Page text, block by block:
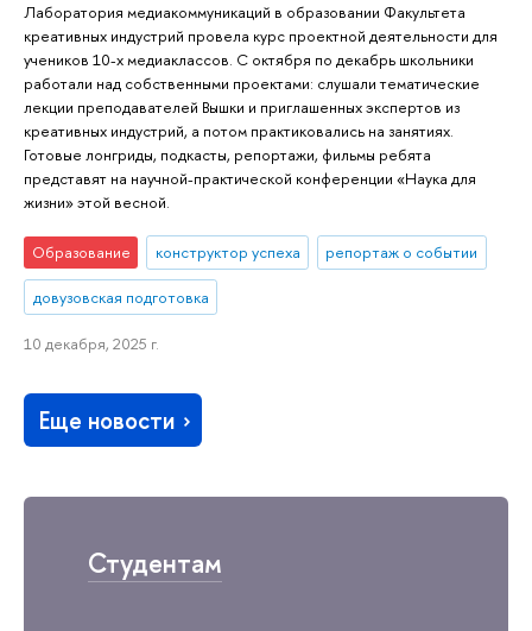
Студентам
Лаборатория медиакоммуникаций в образовании Факультета
креативных индустрий провела курс проектной деятельности для
учеников 10-х медиаклассов. С октября по декабрь школьники
работали над собственными проектами: слушали тематические
лекции преподавателей Вышки и приглашенных экспертов из
креативных индустрий, а потом практиковались на занятиях.
Готовые лонгриды, подкасты, репортажи, фильмы ребята
представят на научной-практической конференции «Наука для
жизни» этой весной.
Образование конструктор успеха репортаж о событии
довузовская подготовка
10 декабря, 2025 г.
Еще новости